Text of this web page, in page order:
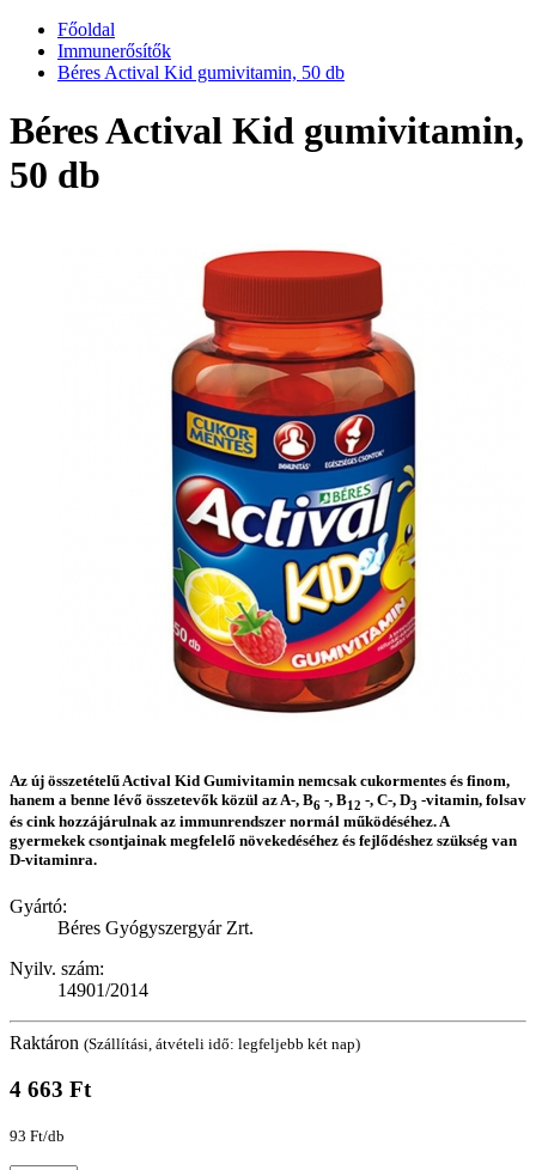
Főoldal
Immunerősítők
Béres Actival Kid gumivitamin, 50 db
Béres Actival Kid gumivitamin,
50 db
Az új összetételű Actival Kid Gumivitamin nemcsak cukormentes és finom,
hanem a benne lévő összetevők közül az A-, B6 -, B12 -, C-, D3 -vitamin, folsav
és cink hozzájárulnak az immunrendszer normál működéséhez. A
gyermekek csontjainak megfelelő növekedéséhez és fejlődéshez szükség van
D-vitaminra.
Gyártó:
Béres Gyógyszergyár Zrt.
Nyilv. szám:
14901/2014
Raktáron (Szállítási, átvételi idő: legfeljebb két nap)
4 663 Ft
93 Ft/db